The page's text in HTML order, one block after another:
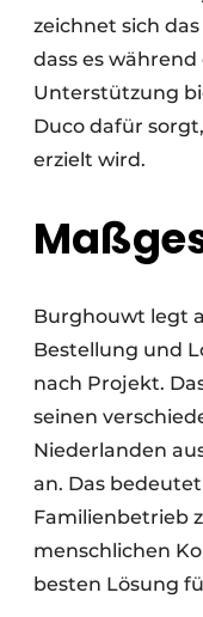
zeichnet sich
dass es
Unterstützung
Duco dafür
erzielt wird.
Burghouwt legt
Bestellung und
nach Projekt.
seinen
Niederlanden
an. Das
Familienbetrieb
menschlichen
besten Lösung